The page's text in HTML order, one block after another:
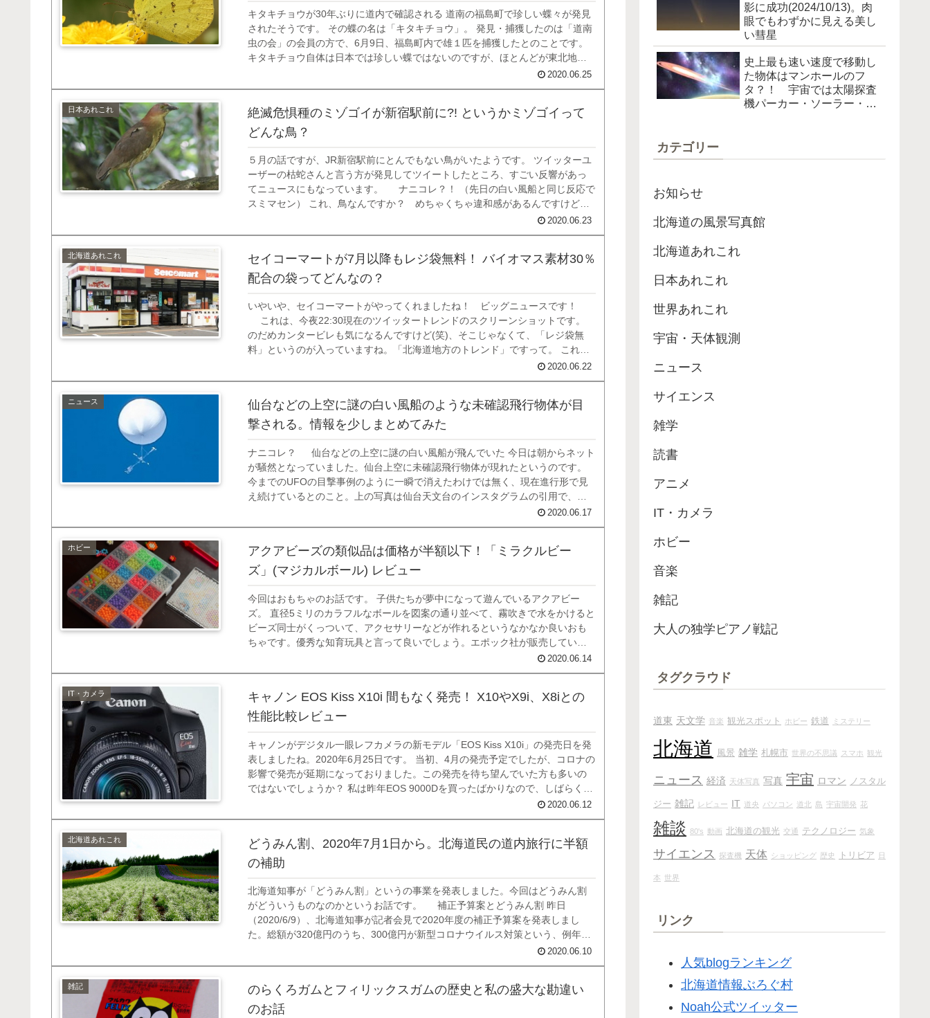
キタキチョウが30年ぶりに道内で確認される 道南の福島町で珍しい蝶々が発見
されたそうです。 その蝶の名は「キタキチョウ」。 発見・捕獲したのは「道南
虫の会」の会員の方で、6月9日、福島町内で雄１匹を捕獲したとのことです。
キタキチョウ自体は日本では珍しい蝶ではないのですが、ほとんどが東北地方
以南に生息しているらしいです。前回、道内で確認されたのは、1990年9月25
日（奥尻町）なので、なんと30年...
2020.06.25
日本あれこれ
絶滅危惧種のミゾゴイが新宿駅前に?! というかミゾゴイって
どんな鳥？
５月の話ですが、JR新宿駅前にとんでもない鳥がいたようです。 ツイッターユ
ーザーの枯蛇さんと言う方が発見してツイートしたところ、すごい反響があっ
てニュースにもなっています。 ナニコレ？！ （先日の白い風船と同じ反応で
スミマセン） これ、鳥なんですか？ めちゃくちゃ違和感があるんですけど。
置物だと言われた方がすんなり信じられます。異世界の生物みたい。 新宿駅
前にいたのは「ミゾゴイ」という鳥 ...
2020.06.23
北海道あれこれ
セイコーマートが7月以降もレジ袋無料！ バイオマス素材30％
配合の袋ってどんなの？
いやいや、セイコーマートがやってくれましたね！ ビッグニュースです！
これは、今夜22:30現在のツイッタートレンドのスクリーンショットです。
のだめカンタービレも気になるんですけど(笑)、そこじゃなくて、「レジ袋無
料」というのが入っていますね。「北海道地方のトレンド」ですって。 これ、
結構衝撃的なニュースで、全国規模で話題になっているみたいです。 2020年
7月以降もレジ袋無料 日本...
2020.06.22
ニュース
仙台などの上空に謎の白い風船のような未確認飛行物体が目
撃される。情報を少しまとめてみた
ナニコレ？ 仙台などの上空に謎の白い風船が飛んでいた 今日は朝からネット
が騒然となっていました。仙台上空に未確認飛行物体が現れたというのです。
今までのUFOの目撃事例のように一瞬で消えたわけでは無く、現在進行形で見
え続けているとのこと。上の写真は仙台天文台のインスタグラムの引用で、そ
の未確認飛行物体の写真になります。 丸い真っ白なバルーンに十字架のような
ものがぶら下がっています。スケール感がピ...
2020.06.17
ホビー
アクアビーズの類似品は価格が半額以下！「ミラクルビー
ズ」(マジカルボール) レビュー
今回はおもちゃのお話です。 子供たちが夢中になって遊んでいるアクアビー
ズ。 直径5ミリのカラフルなボールを図案の通り並べて、霧吹きで水をかけると
ビーズ同士がくっついて、アクセサリーなどが作れるというなかなか良いおも
ちゃです。優秀な知育玩具と言って良いでしょう。エポック社が販売していま
す。 仕組みは簡単。もともとビーズに乾いた糊がついていて、霧吹きをかける
ことでいったん糊が溶けるんですね。で乾くとく...
2020.06.14
IT・カメラ
キャノン EOS Kiss X10i 間もなく発売！ X10やX9i、X8iとの
性能比較レビュー
キャノンがデジタル一眼レフカメラの新モデル「EOS Kiss X10i」の発売日を発
表しましたね。2020年6月25日です。 当初、4月の発売予定でしたが、コロナの
影響で発売が延期になっておりました。この発売を待ち望んでいた方も多いの
ではないでしょうか？ 私は昨年EOS 9000Dを買ったばかりなので、しばらくは
カメラを買う予定はありませんが、最新の一眼レフ、特に慣れ親しんだKissシリ
ーズは気に...
2020.06.12
北海道あれこれ
どうみん割、2020年7月1日から。北海道民の道内旅行に半額
の補助
北海道知事が「どうみん割」というの事業を発表しました。今回はどうみん割
がどういうものなのかというお話です。 補正予算案とどうみん割 昨日
（2020/6/9）、北海道知事が記者会見で2020年度の補正予算案を発表しまし
た。総額が320億円のうち、300億円が新型コロナウイルス対策という、例年に
ない内訳となっています。 そして同時に発表されたのが、その予算の23億円を
つぎ込む「どうみん割」という事...
2020.06.10
雑記
のらくろガムとフィリックスガムの歴史と私の盛大な勘違い
のお話
影に成功(2024/10/13)。肉
眼でもわずかに見える美し
い彗星
史上最も速い速度で移動し
た物体はマンホールのフ
タ？！ 宇宙では太陽探査
機パーカー・ソーラー・プ
カテゴリー
お知らせ
北海道の風景写真館
北海道あれこれ
日本あれこれ
世界あれこれ
宇宙・天体観測
ニュース
サイエンス
雑学
読書
アニメ
IT・カメラ
ホビー
音楽
雑記
大人の独学ピアノ戦記
タグクラウド
道東 天文学 音楽 観光スポット ホビー 鉄道 ミステリー
北海道 風景 雑学 札幌市 世界の不思議 スマホ 観光
ニュース 経済 天体写真 写真 宇宙 ロマン ノスタル
ジー 雑記 レビュー IT 道央 パソコン 道北 島 宇宙開発 花
雑談 80's 動画 北海道の観光 交通 テクノロジー 気象
サイエンス 探査機 天体 ショッピング 歴史 トリビア 日
本 世界
リンク
人気blogランキング
北海道情報ぶろぐ村
Noah公式ツイッター